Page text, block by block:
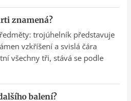
znamená?
trojúhelník představuje
vzkříšení a svislá čára
všechny tři, stává se podle
balení?